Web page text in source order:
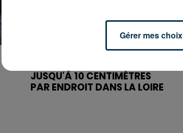
JUSQU'À 10 CENTIMÈTRES
PAR ENDROIT DANS LA LOIRE
Gérer mes choix